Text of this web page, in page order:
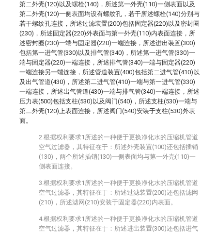
第二外壳(120)以及螺栓(140)，所述第一外壳(110)一侧表面以及
第二外壳(120)一侧表面均设有螺纹孔，若干所述螺栓(140)分别与
若干螺纹孔连接，所述过滤装置(200)包括固定器(220)以及密封圈
(230)，所述固定器(220)外表面与第一外壳(110)内表面连接，所
述密封圈(230)一端与固定器(220)一端连接，所述进出装置(300)
包括第一进气管(330)以及排气管(340)，所述第一进气管(330)一
端与固定器(220)一端连接，所述排气管(340)一端与固定器(220)
一端连接另一端连接，所述管道装置(400)包括第二进气管(410)以
及出气管道(430)，所述第二进气管(410)一端与第一进气管(330)
一端连接，所述出气管道(430)一端与排气管(340)一端连接，所述
压力表(500)包括支柱(530)以及阀门(540)，所述支柱(530)一端与
第二外壳(120)上表面连接，所述阀门(540)安装于支柱(530)外表
面。
2.根据权利要求1所述的一种便于更换净化水的压缩机管道
空气过滤器，其特征在于：所述外壳装置(100)还包括插销
(130)，两个所述插销(130)一侧表面均与第一外壳(110)一
侧表面连接。
3.根据权利要求1所述的一种便于更换净化水的压缩机管道
空气过滤器，其特征在于：所述过滤装置(200)还包括滤网
(210)，所述滤网(210)安装于固定器(220)内表面。
4.根据权利要求1所述的一种便于更换净化水的压缩机管道
空气过滤器，其特征在于：所述进出装置(300)还包括进气